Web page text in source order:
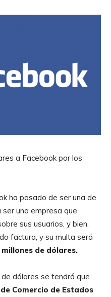
a Facebook por los
ha pasado de ser una de
una empresa que
sus usuarios, y bien,
factura, y su multa será
de dólares.
dólares se tendrá que
Comercio de Estados